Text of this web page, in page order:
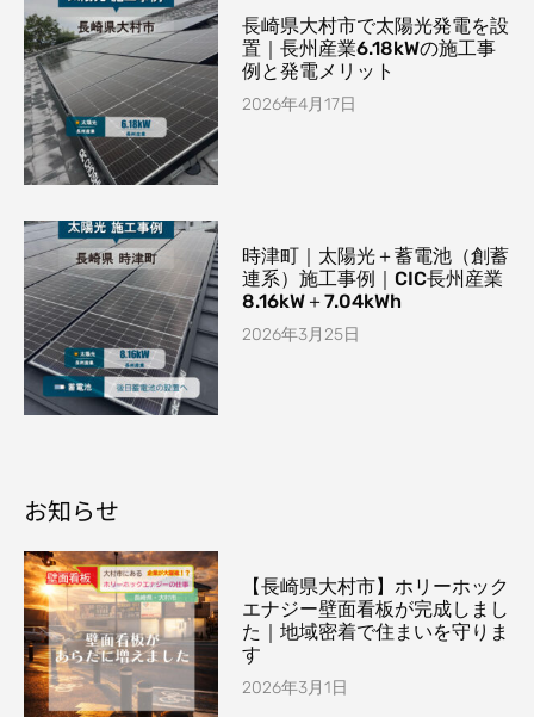
長崎県大村市で太陽光発電を設
置｜長州産業6.18kWの施工事
例と発電メリット
2026年4月17日
時津町｜太陽光＋蓄電池（創蓄
連系）施工事例｜CIC長州産業
8.16kW＋7.04kWh
2026年3月25日
お知らせ
【長崎県大村市】ホリーホック
エナジー壁面看板が完成しまし
た｜地域密着で住まいを守りま
す
2026年3月1日